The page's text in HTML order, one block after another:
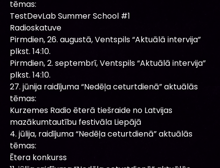
tēmas:
TestDevLab Summer School #1
Radioskatuve
Pirmdien, 26. augustā, Ventspils “Aktuālā intervija”
plkst. 14:10.
Pirmdien, 2. septembrī, Ventspils “Aktuālā intervija”
plkst. 14:10.
27. jūnija raidījuma “Nedēļa ceturtdienā” aktuālās
tēmas:
Kurzemes Radio ēterā tiešraide no Latvijas
mazākumtautību festivāla Liepājā
4. jūlija, raidījuma “Nedēļa ceturtdienā” aktuālās
tēmas:
Ētera konkurss